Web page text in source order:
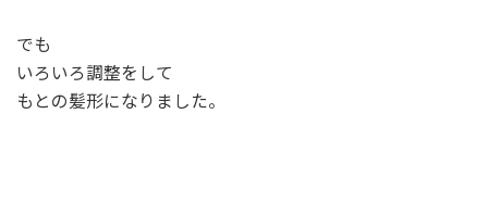
でも
いろいろ調整をして
もとの髪形になりました。